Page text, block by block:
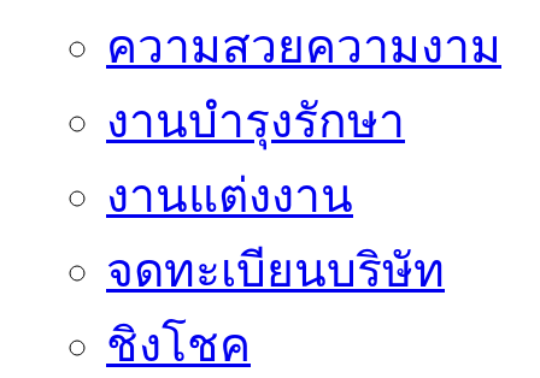
ความสวยความงาม
งานบำรุงรักษา
งานแต่งงาน
จดทะเบียนบริษัท
ชิงโชค